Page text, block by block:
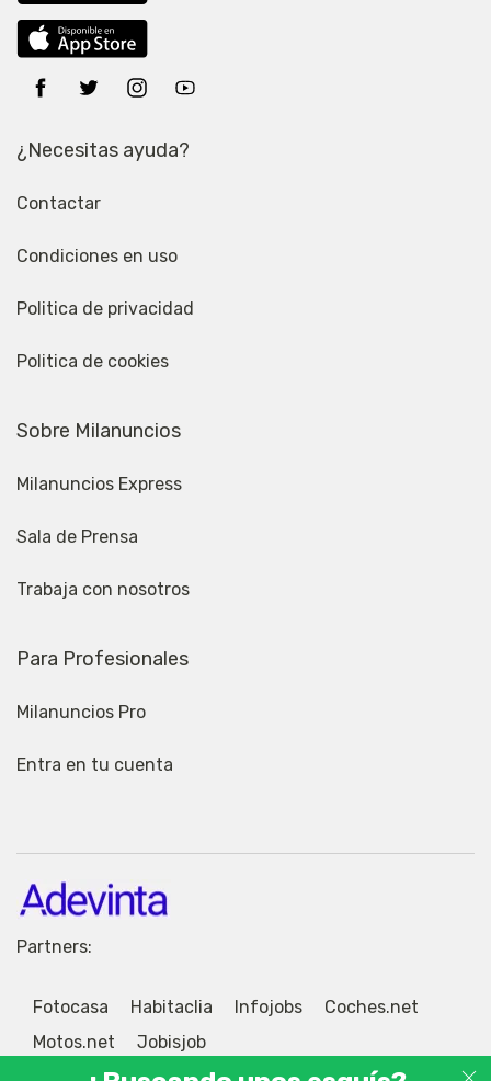
¿Necesitas ayuda?
Contactar
Condiciones en uso
Politica de privacidad
Politica de cookies
Sobre Milanuncios
Milanuncios Express
Sala de Prensa
Trabaja con nosotros
Para Profesionales
Milanuncios Pro
Entra en tu cuenta
Partners:
Fotocasa Habitaclia Infojobs
Coches.net
Motos.net
Jobisjob